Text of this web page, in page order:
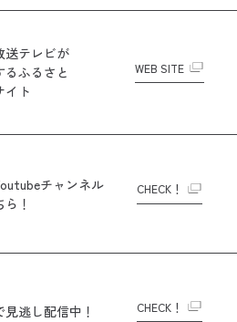
送テレビが
るふるさと
イト
WEB SITE
チャンネル
！
CHECK！
見逃し配信中！ CHECK！